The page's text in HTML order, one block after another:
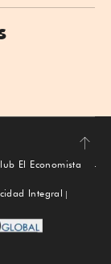
Subir
El Economista
Integral